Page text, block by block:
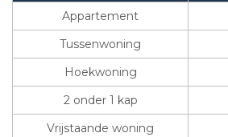
Appartement
Tussenwoning
Hoekwoning
2 onder 1 kap
Vrijstaande woning